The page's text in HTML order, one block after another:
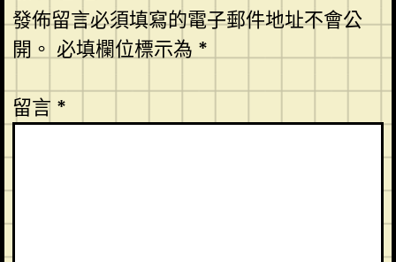
發佈留言必須填寫的電子郵件地址不會公
開。 必填欄位標示為 *
留言 *